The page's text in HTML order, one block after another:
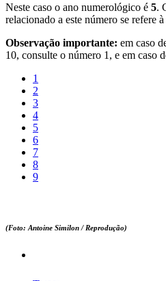
Neste caso o ano numerológico é 5.
relacionado a este número se refere
Observação importante: em caso
10, consulte o número 1, e em caso
1
2
3
4
5
6
7
8
9
(Foto: Antoine Similon / Reprodução)